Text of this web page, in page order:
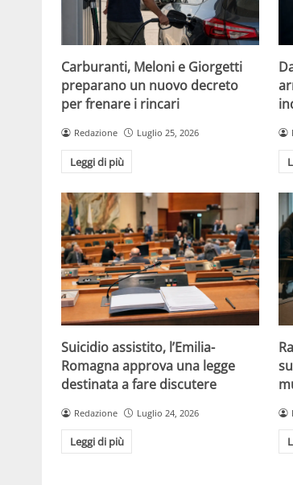
Carburanti, Meloni e Giorgetti
preparano un nuovo decreto
per frenare i rincari
Redazione Luglio 25, 2026
Leggi di più
Suicidio assistito, l’Emilia-
Romagna approva una legge
destinata a fare discutere
Redazione Luglio 24, 2026
Leggi di più